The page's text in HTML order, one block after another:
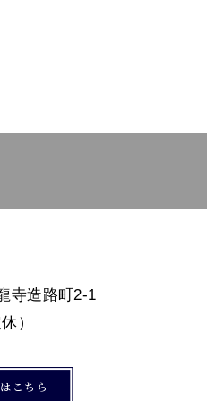
寺造路町2-1
）
こちら